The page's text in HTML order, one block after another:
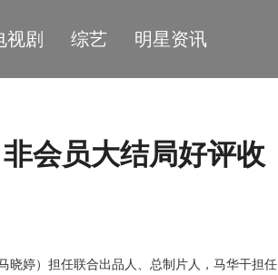
视剧 综艺 明星资讯
会员大结局好评收
晓婷）担任联合出品人、总制片人 ， 马华干担任